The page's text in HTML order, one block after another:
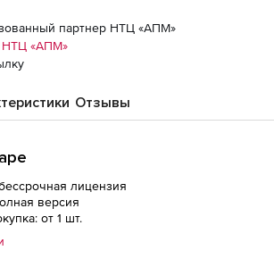
платеж за
APM Civil Engineering 20,
Steel-Concrete-Wood, опции
партнер НТЦ «АПМ»
НТЦ «АПМ»
Отзывы
лицензия
версия
от 1 шт.